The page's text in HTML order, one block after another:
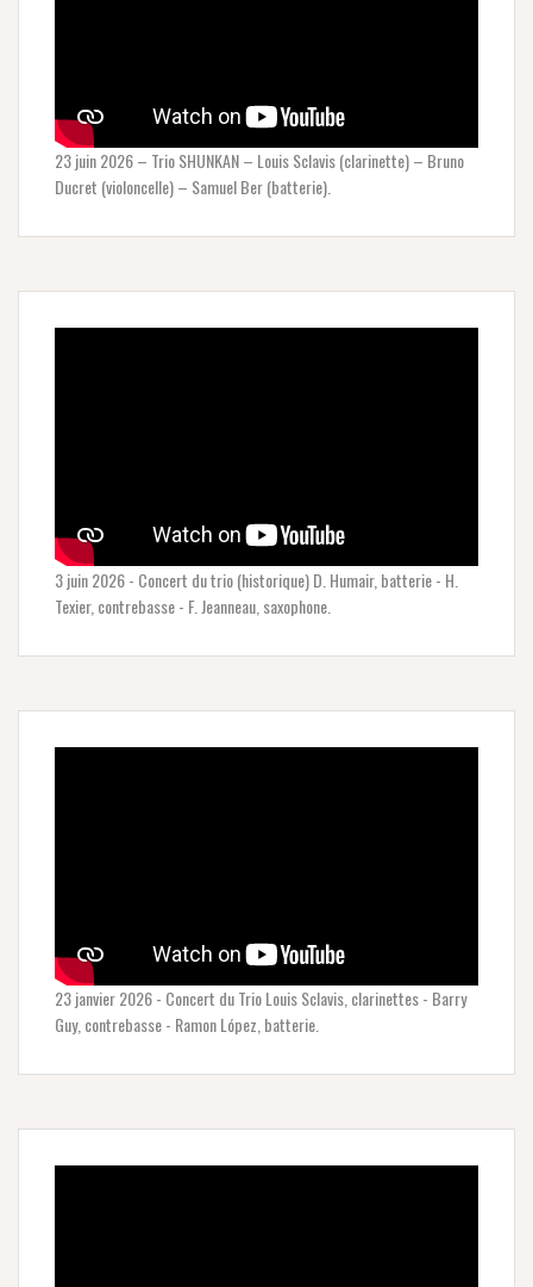
23 juin 2026 – Trio SHUNKAN – Louis Sclavis (clarinette) – Bruno
Ducret (violoncelle) – Samuel Ber (batterie).
3 juin 2026 - Concert du trio (historique) D. Humair, batterie - H.
Texier, contrebasse - F. Jeanneau, saxophone.
23 janvier 2026 - Concert du Trio Louis Sclavis, clarinettes - Barry
Guy, contrebasse - Ramon López, batterie.